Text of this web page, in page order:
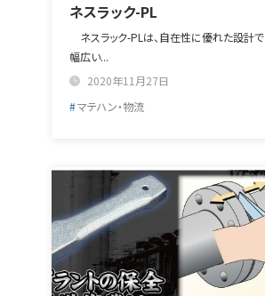
ネスラック-PL
ネスラック-PLは、自在性に優れた設計で
幅広い...
2020年11月27日
マテハン・物流